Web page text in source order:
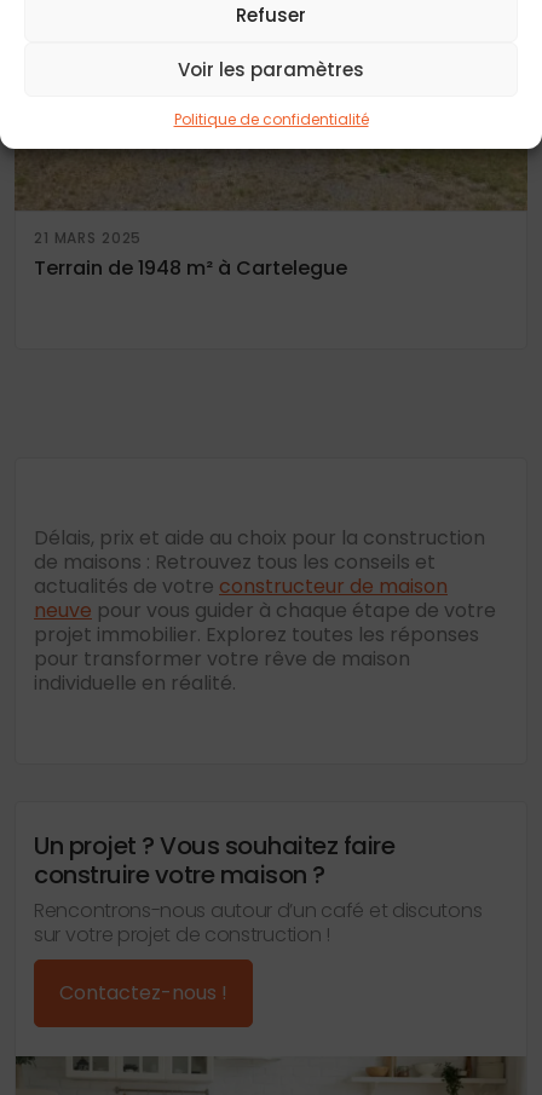
Refuser
Voir les paramètres
Politique de confidentialité
21 MARS 2025
Terrain de 1948 m² à Cartelegue
Délais, prix et aide au choix pour la construction
de maisons : Retrouvez tous les conseils et
actualités de votre constructeur de maison
neuve pour vous guider à chaque étape de votre
projet immobilier. Explorez toutes les réponses
pour transformer votre rêve de maison
individuelle en réalité.
Un projet ? Vous souhaitez faire
construire votre maison ?
Rencontrons-nous autour d’un café et discutons
sur votre projet de construction !
Contactez-nous !